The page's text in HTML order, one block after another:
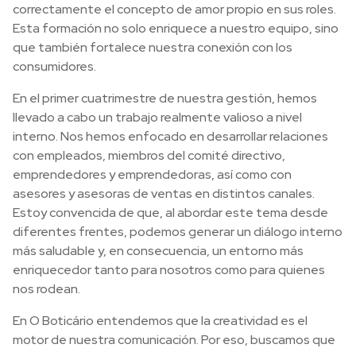
correctamente el concepto de amor propio en sus roles.
Esta formación no solo enriquece a nuestro equipo, sino
que también fortalece nuestra conexión con los
consumidores.
En el primer cuatrimestre de nuestra gestión, hemos
llevado a cabo un trabajo realmente valioso a nivel
interno. Nos hemos enfocado en desarrollar relaciones
con empleados, miembros del comité directivo,
emprendedores y emprendedoras, así como con
asesores y asesoras de ventas en distintos canales.
Estoy convencida de que, al abordar este tema desde
diferentes frentes, podemos generar un diálogo interno
más saludable y, en consecuencia, un entorno más
enriquecedor tanto para nosotros como para quienes
nos rodean.
En O Boticário entendemos que la creatividad es el
motor de nuestra comunicación. Por eso, buscamos que